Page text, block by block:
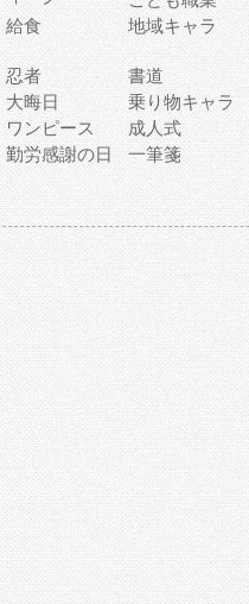
給食 地域キャラ
忍者 書道
大晦日 乗り物キャラ
ワンピース
成人式
勤労感謝の日 一筆箋